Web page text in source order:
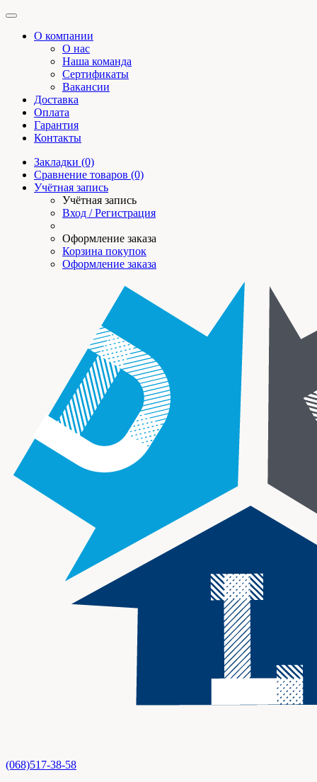
О компании
О нас
Наша команда
Сертификаты
Вакансии
Доставка
Оплата
Гарантия
Контакты
Закладки (0)
Сравнение товаров (0)
Учётная запись
Учётная запись
Вход / Регистрация
Оформление заказа
Корзина покупок
Оформление заказа
(068)517-38-58